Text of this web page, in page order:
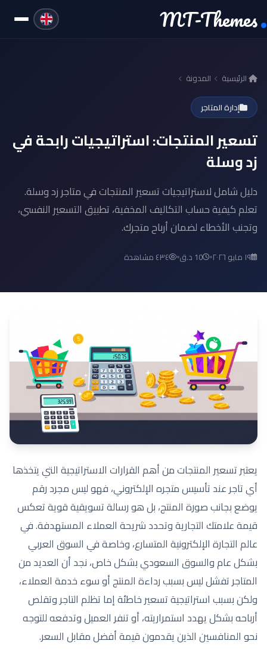
MT-Themes
الرئيسية المدونة
إدارة المتاجر
تسعير المنتجات: استراتيجيات رابحة في
زد وسلة
دليل شامل لاستراتيجيات تسعير المنتجات في متاجر زد وسلة.
تعلم كيفية حساب التكاليف المخفية، تطبيق التسعير النفسي،
وتجنب الأخطاء لضمان أرباح متجرك.
١٩ مايو ٢٠٢٦ 10 د.ق ٤٣٤ مشاهدة
يعتبر تسعير المنتجات من أهم القرارات الاستراتيجية التي يتخذها
أي تاجر عند تأسيس متجره الإلكتروني، فهو ليس مجرد رقم
يوضع بجانب صورة المنتج، بل هو رسالة تسويقية قوية تعكس
قيمة علامتك التجارية وتحدد شريحة العملاء المستهدفة. في
عالم التجارة الإلكترونية المتسارع، وخاصة في السوق العربي
بشكل عام والسوق السعودي بشكل خاص، نجد أن العديد من
المتاجر تفشل ليس بسبب رداءة المنتج أو سوء خدمة العملاء،
ولكن بسبب استراتيجية تسعير خاطئة إما تظلم التاجر وتقلص
أرباحه بشكل يهدد استمراريته، أو تنفر العميل وتدفعه للتوجه
نحو المنافسين الذين يقدمون قيمة أفضل مقابل السعر.